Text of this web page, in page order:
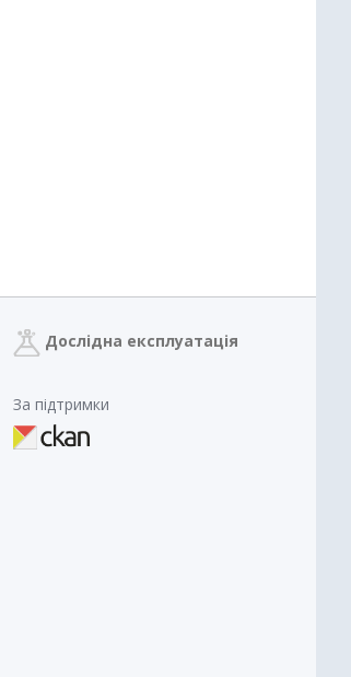
Дослідна експлуатація
За підтримки